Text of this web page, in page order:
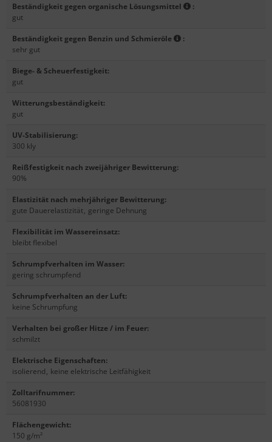
Beständigkeit gegen organische Lösungsmittel
:
gut
Beständigkeit gegen Benzin und Schmieröle
:
sehr gut
Biege- & Scheuerfestigkeit:
gut
Witterungsbeständigkeit:
gut
UV-Stabilisierung:
300 kly
Reißfestigkeit nach zweijähriger Bewitterung:
90%
Elastizität nach mehrjähriger Bewitterung:
gute Dauerelastizität, geringe Dehnung
Flexibilität im Wassereinsatz:
bleibt flexibel
Schrumpfverhalten im Wasser:
gering schrumpfend
Schrumpfverhalten an der Luft:
keine Schrumpfung
Verhalten bei großer Hitze / im Feuer:
schmilzt
Elektrische Eigenschaften:
isolierend, keine elektrische Leitfähigkeit
Zolltarifnummer:
56081930
Flächengewicht:
150 g/m²